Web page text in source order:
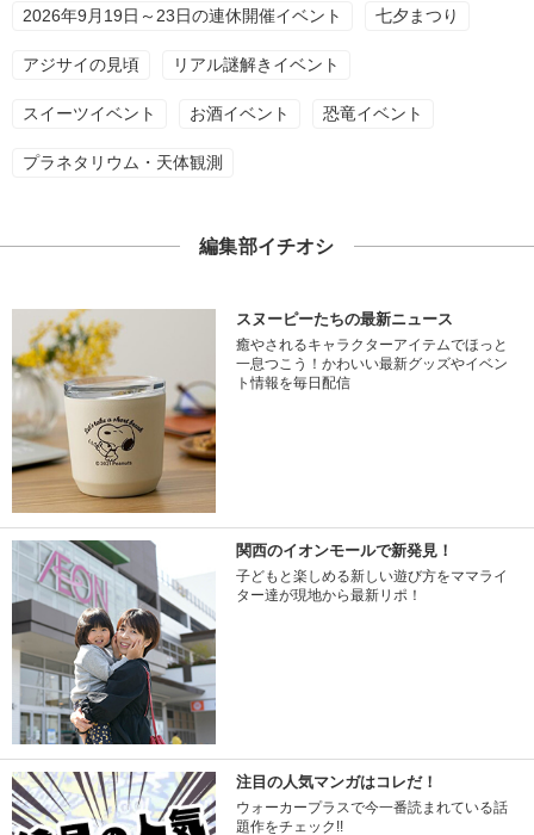
2026年9月19日～23日の連休開催イベント 七夕まつり
アジサイの見頃 リアル謎解きイベント
スイーツイベント お酒イベント 恐竜イベント
プラネタリウム・天体観測
編集部イチオシ
スヌーピーたちの最新ニュース
癒やされるキャラクターアイテムでほっと
一息つこう！かわいい最新グッズやイベン
ト情報を毎日配信
関西のイオンモールで新発見！
子どもと楽しめる新しい遊び方をママライ
ター達が現地から最新リポ！
注目の人気マンガはコレだ！
ウォーカープラスで今一番読まれている話
題作をチェック!!